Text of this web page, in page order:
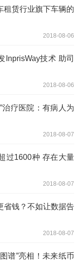
租赁行业旗下车辆的
2018-08-06
InprisWay技术 助司
2018-08-06
治疗医院：有病人为
2018-08-07
过1600种 存在大量
2018-08-07
省钱？不如让数据告
2018-08-07
谱”亮相！未来纸币